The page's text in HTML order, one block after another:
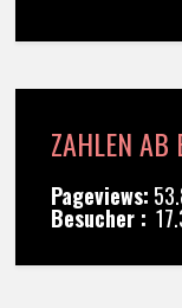
ZAHLEN AB
Pageviews:
Besucher :